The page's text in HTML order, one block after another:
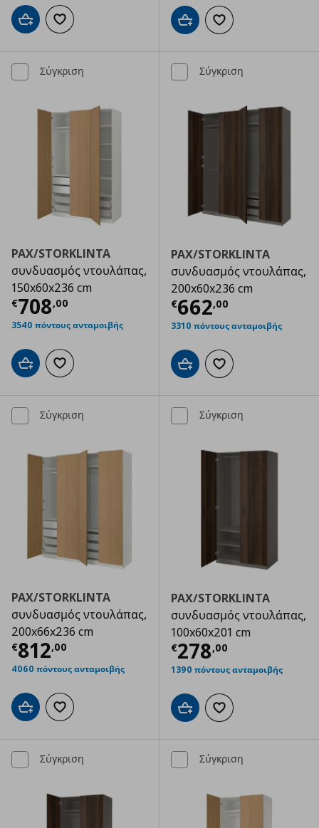
Προσθήκη στο καλάθι
Προσθήκη στα αγαπημένα Προσθήκη στο καλάθι
Προσθήκη στα
Σύγκριση
PAX/STORKLINTA
συνδυασμός ντουλάπας,
150x60x236 cm
€708,00
Τρέχουσα τιμή € 708,00
3540 πόντους ανταμοιβής
Προσθήκη στο καλάθι
Προσθήκη στα αγαπημένα
Σύγκριση
PAX/STORKLINTA
συνδυασμός ντουλάπας,
200x60x236 cm
€662,00
Τρέχουσα
3310 πόντους ανταμοιβής
Προσθήκη στο καλάθι
Προσθήκη στα
Σύγκριση
PAX/STORKLINTA
συνδυασμός ντουλάπας,
200x66x236 cm
€812,00
Τρέχουσα τιμή € 812,00
4060 πόντους ανταμοιβής
Προσθήκη στο καλάθι
Προσθήκη στα αγαπημένα
Σύγκριση
PAX/STORKLINTA
συνδυασμός ντουλάπας,
100x60x201 cm
€278,00
Τρέχουσα
1390 πόντους ανταμοιβής
Προσθήκη στο καλάθι
Προσθήκη στα
Σύγκριση Σύγκριση